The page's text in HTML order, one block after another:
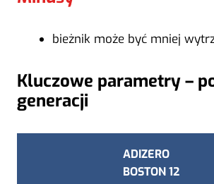
bieżnik może być mniej
Kluczowe parametry –
generacji
ADIZERO
BOSTON 12